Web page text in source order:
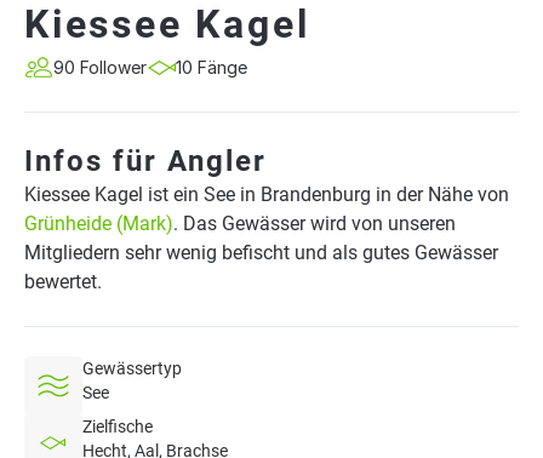
Kiessee Kagel
90 Follower 10 Fänge
Infos für Angler
Kiessee Kagel ist ein See in Brandenburg in der Nähe von
Grünheide (Mark). Das Gewässer wird von unseren
Mitgliedern sehr wenig befischt und als gutes Gewässer
bewertet.
Gewässertyp
See
Zielfische
Hecht, Aal, Brachse